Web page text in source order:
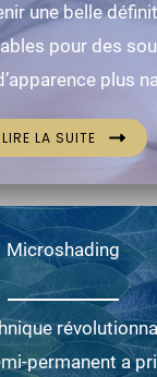
une belle
pour des
plus
LIRE LA SUITE
Microshading
permanent a